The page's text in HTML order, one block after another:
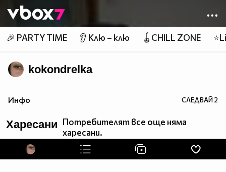
👾
🎉 PARTY TIME 👂 Клю – клю 🪀CHILL ZONE
kokondrelka
Инфо СЛЕДВАЙ2
Харесани Потребителят все още няма
харесани.